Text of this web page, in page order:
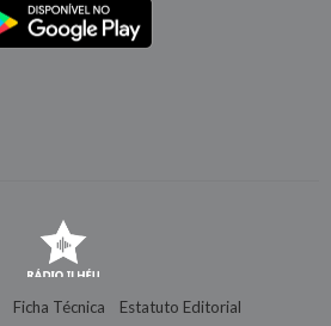
Ficha Técnica Estatuto Editorial